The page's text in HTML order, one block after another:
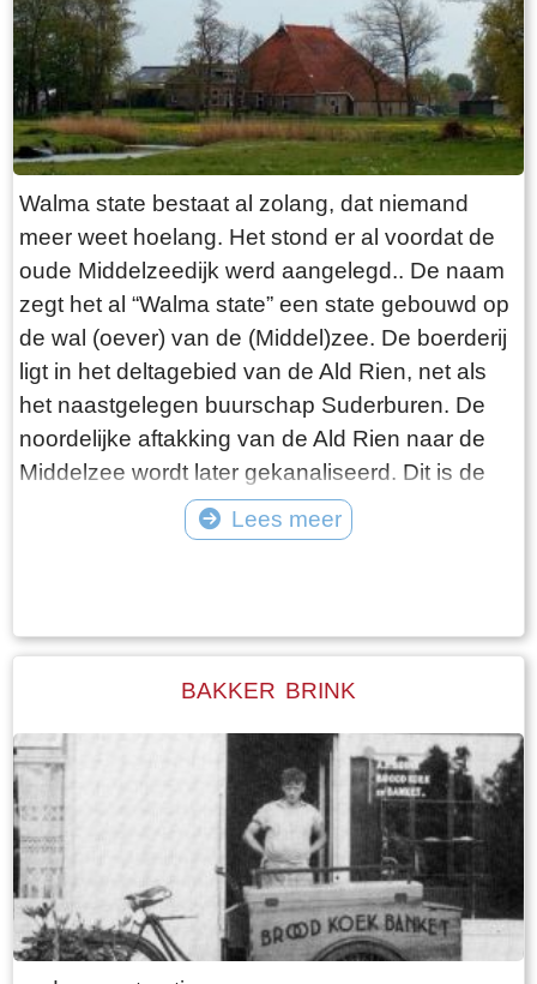
Walma state bestaat al zolang, dat niemand
meer weet hoelang. Het stond er al voordat de
oude Middelzeedijk werd aangelegd.. De naam
zegt het al “Walma state” een state gebouwd op
de wal (oever) van de (Middel)zee. De boerderij
ligt in het deltagebied van de Ald Rien, net als
het naastgelegen buurschap Suderburen. De
noordelijke aftakking van de Ald Rien naar de
Middelzee wordt later gekanaliseerd. Dit is de
Folsgaasteropvaart. Een kreek die hierop uit
komt, is de oude opvaart naar de boerderij. Bij
Walma State is één van de boerderijen op deze
zwanenjacht. Op oude kaarten staat naast de
boerderij nog een wier. In 1511 wordt er nog een
stinsgracht genoemd. Uit het Register van
aanbreng van 1511 blijkt dat Epa Ighaz “eijgen
geërffd” eigenaar is en Albert Hoytes pachtboer
op de grootste boerderij onder Folsgara. De
boerderij omvat dan LXXX (80) ponden land,
waarvan “36 ponden Hooijland, 31 ponden
Lees meer
BAKKER BRINK